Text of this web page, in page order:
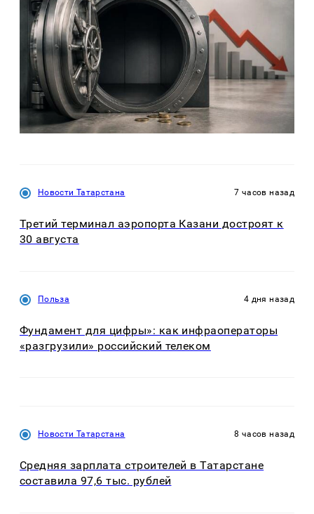
Новости Татарстана 7 часов назад
Третий терминал аэропорта Казани достроят к
30 августа
Польза 4 дня назад
Фундамент для цифры»: как инфраоператоры
«разгрузили» российский телеком
Новости Татарстана 8 часов назад
Средняя зарплата строителей в Татарстане
составила 97,6 тыс. рублей